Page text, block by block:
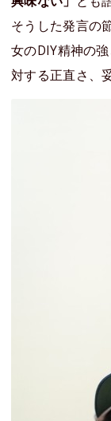
そうした発言の
女のDIY精神の
対する正直さ、